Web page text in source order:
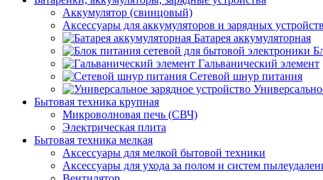
Аккумулятор (свинцовый)
Аксессуары для аккумуляторов и зарядных устройств
Батарея аккумуляторная
Гальванический элемент
Сетевой шнур питания
Бытовая техника крупная
Микроволновая печь (СВЧ)
Электрическая плита
Бытовая техника мелкая
Аксессуары для мелкой бытовой техники
Аксессуары для ухода за полом и систем